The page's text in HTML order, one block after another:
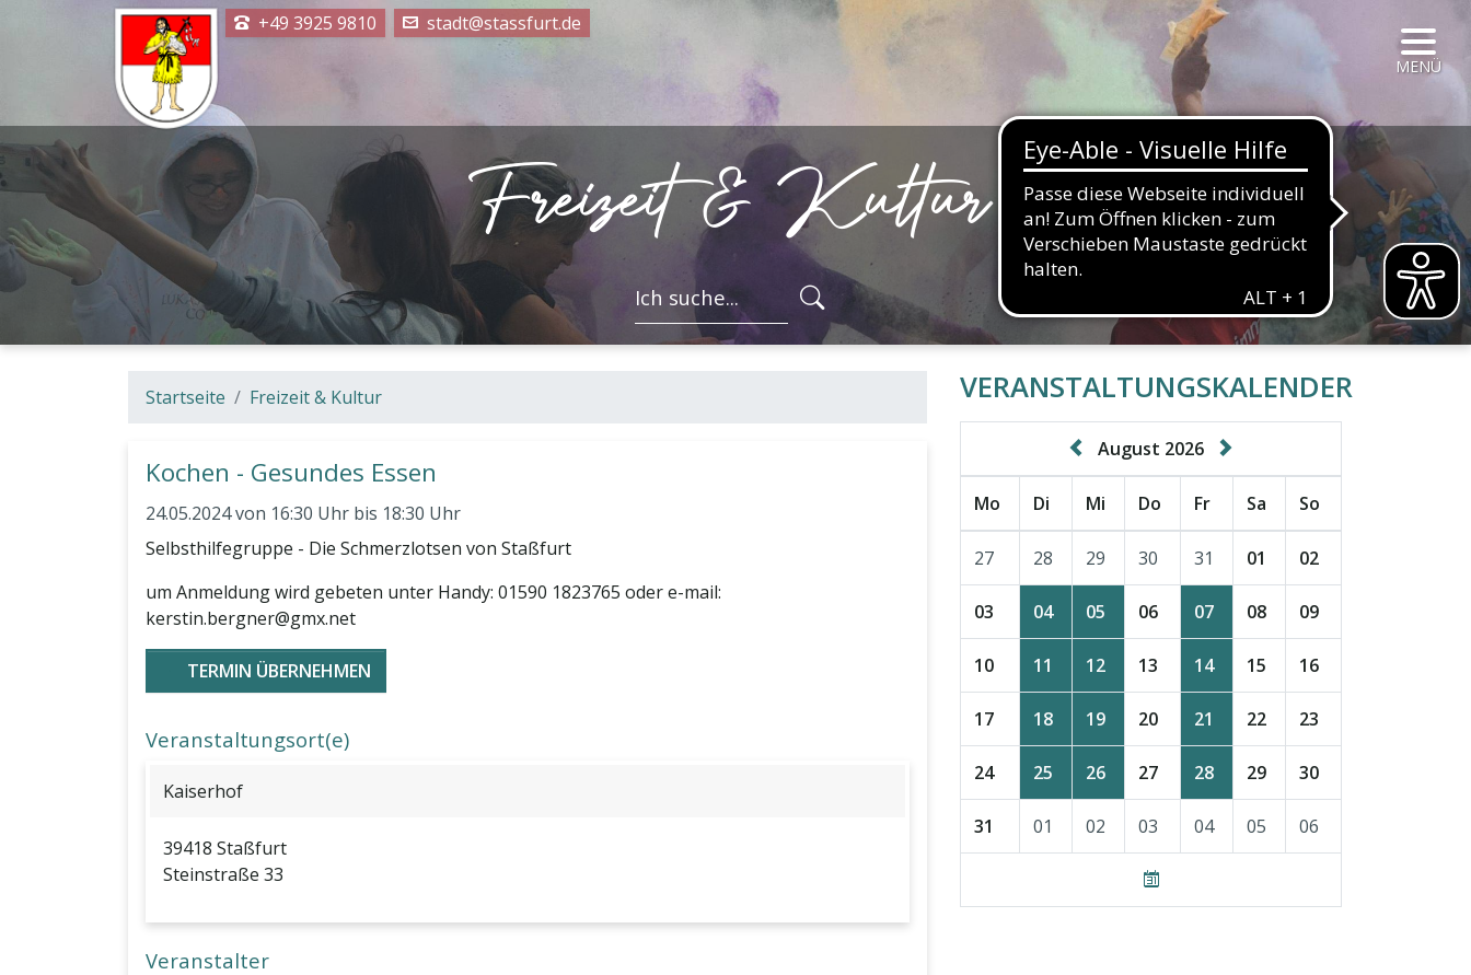
MENÜ
+49 3925 9810 stadt@stassfurt.de
Freizeit & Kultur
FORMULARSCHALTFLÄCHE
Startseite Freizeit & Kultur
Kochen - Gesundes Essen
24.05.2024von 16:30 Uhr bis 18:30 Uhr
Selbsthilfegruppe - Die Schmerzlotsen von Staßfurt
um Anmeldung wird gebeten unter Handy: 01590 1823765 oder e-mail:
kerstin.bergner@gmx.net
TERMIN ÜBERNEHMEN
Veranstaltungsort(e)
Kaiserhof
39418 Staßfurt
Steinstraße 33
Veranstalter
VERANSTALTUNGSKALENDER
August 2026
Mo Di Mi Do Fr Sa So
27 28 29 30 31 01 02
03 04 05 06 07 08 09
10 11 12 13 14 15 16
17 18 19 20 21 22 23
24 25 26 27 28 29 30
31 01 02 03 04 05 06